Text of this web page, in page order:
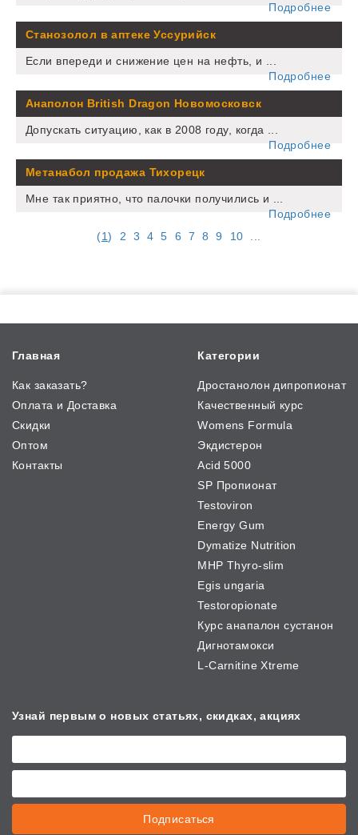
Подробнее
Станозолол в аптеке Уссурийск
Если впереди и снижение цен на нефть, и ...
Подробнее
Анаполон British Dragon Новомосковск
Допускать ситуацию, как в 2008 году, когда ...
Подробнее
Метанабол продажа Тихорецк
Мне так приятно, что палочки получились и ...
Подробнее
(1) 2 3 4 5 6 7 8 9 10 ...
Главная
Как заказать?
Оплата и Доставка
Скидки
Оптом
Контакты
Категории
Дростанолон дипропионат
Качественный курс
Womens Formula
Экдистерон
Acid 5000
SP Пропионат
Testoviron
Energy Gum
Dymatize Nutrition
MHP Thyro-slim
Egis ungaria
Testoropionate
Курс анапалон сустанон
Дигнотамокси
L-Carnitine Xtreme
Узнай первым о новых статьях, скидках, акциях
Подписаться